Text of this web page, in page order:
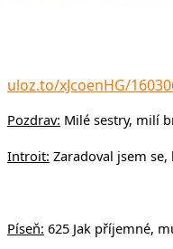
v
uloz.to/xJcoenHG/
Pozdrav: Milé sestry, milí
Introit: Zaradoval jsem
Píseň: 625 Jak příjemné,